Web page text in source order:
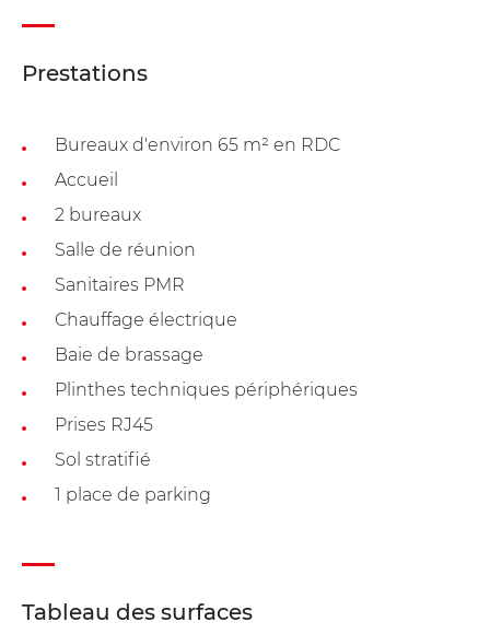
Prestations
Bureaux d'environ 65 m² en RDC
Accueil
2 bureaux
Salle de réunion
Sanitaires PMR
Chauffage électrique
Baie de brassage
Plinthes techniques périphériques
Prises RJ45
Sol stratifié
1 place de parking
Tableau des surfaces